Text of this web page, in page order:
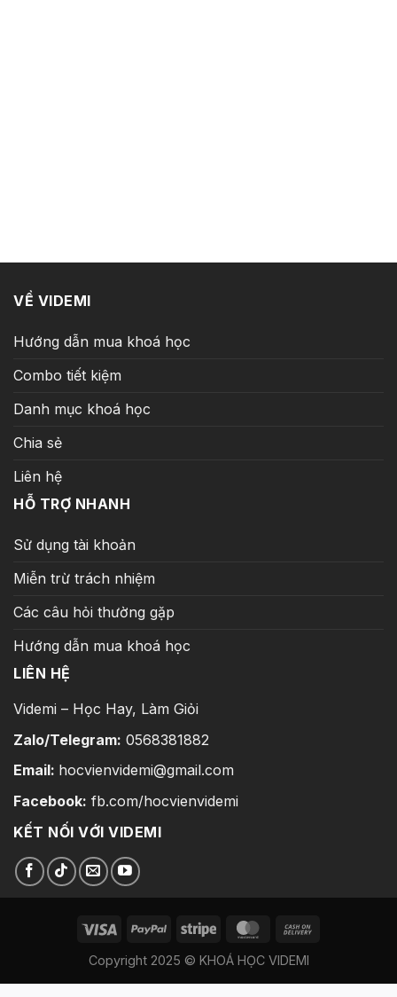
VỀ VIDEMI
Hướng dẫn mua khoá học
Combo tiết kiệm
Danh mục khoá học
Chia sẻ
Liên hệ
HỖ TRỢ NHANH
Sử dụng tài khoản
Miễn trừ trách nhiệm
Các câu hỏi thường gặp
Hướng dẫn mua khoá học
LIÊN HỆ
Videmi – Học Hay, Làm Giỏi
Zalo/Telegram: 0568381882
Email: hocvienvidemi@gmail.com
Facebook: fb.com/hocvienvidemi
KẾT NỐI VỚI VIDEMI
Copyright 2025 © KHOÁ HỌC VIDEMI